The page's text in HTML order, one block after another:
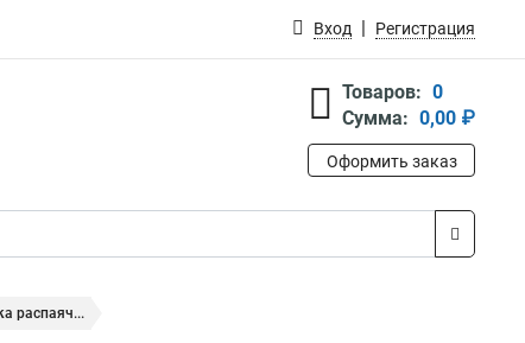
Вход Регистрация
Товаров: 0
Сумма: 0,00 ₽
Оформить заказ
распаяч...